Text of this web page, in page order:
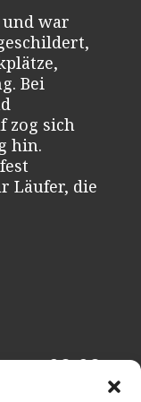
und war
Bei
zog sich
hin.
Läufer, die
08.08